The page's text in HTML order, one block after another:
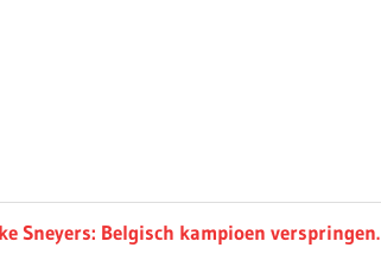
Sneyers: Belgisch kampioen verspringen.